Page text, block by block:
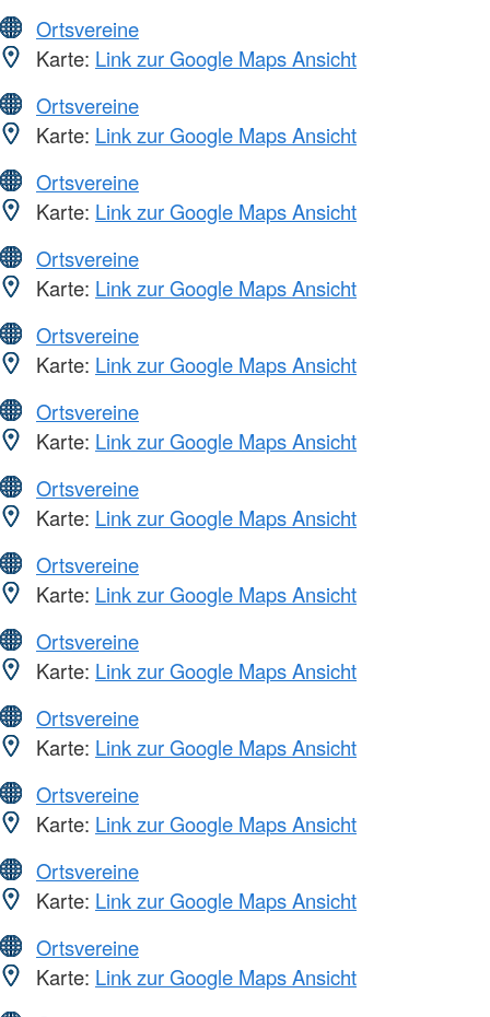
Ortsvereine
Karte: Link zur Google Maps Ansicht
Ortsvereine
Karte: Link zur Google Maps Ansicht
Ortsvereine
Karte: Link zur Google Maps Ansicht
Ortsvereine
Karte: Link zur Google Maps Ansicht
Ortsvereine
Karte: Link zur Google Maps Ansicht
Ortsvereine
Karte: Link zur Google Maps Ansicht
Ortsvereine
Karte: Link zur Google Maps Ansicht
Ortsvereine
Karte: Link zur Google Maps Ansicht
Ortsvereine
Karte: Link zur Google Maps Ansicht
Ortsvereine
Karte: Link zur Google Maps Ansicht
Ortsvereine
Karte: Link zur Google Maps Ansicht
Ortsvereine
Karte: Link zur Google Maps Ansicht
Ortsvereine
Karte: Link zur Google Maps Ansicht